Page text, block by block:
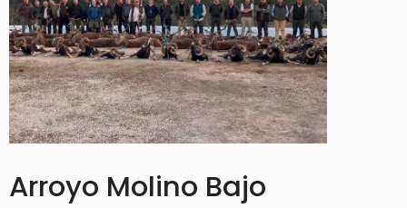
Arroyo Molino Bajo